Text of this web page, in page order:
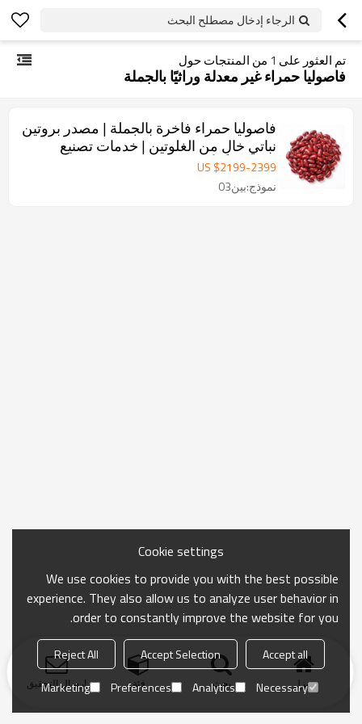
الرجاء إدخال مصطلح البحث
تم العثور على 1 من المنتجات حول
فاصوليا حمراء غير معدلة وراثيًا بالجملة
فاصوليا حمراء فاخرة بالجملة | مصدر بروتين
نباتي خالٍ من الغلوتين | خدمات تصنيع
المعدات الأصلية/تصنيع التصميم الشخصي
متوفرة
US $2199-2399
نموذج:بين03
منزل بحث فئة ارسال التحقيق
Cookie settings
We use cookies to provide you with the best possible
experience. They also allow us to analyze user behavior in
order to constantly improve the website for you.
Accept all
Accept Selection
Reject All
Necessary
Analytics
Preferences
Marketing